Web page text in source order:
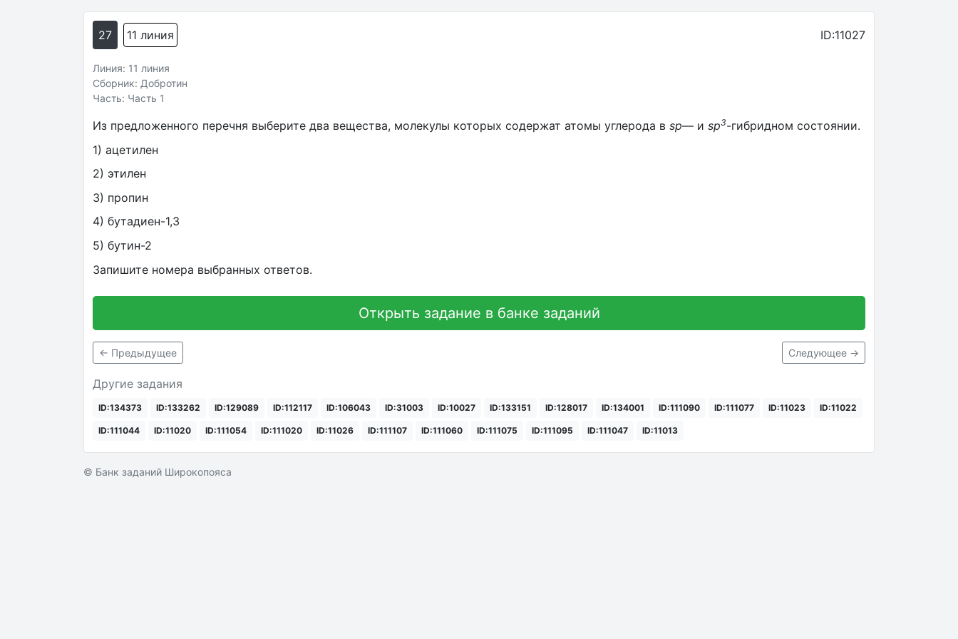
27 11 линия ID:11027
Линия: 11 линия
Сборник: Добротин
Часть: Часть 1
Из предложенного перечня выберите два вещества, молекулы которых содержат атомы углерода в sp— и sp3-гибридном состоянии.
1) ацетилен
2) этилен
3) пропин
4) бутадиен-1,3
5) бутин-2
Запишите номера выбранных ответов.
Открыть задание в банке заданий
← Предыдущее Следующее →
Другие задания
ID:134373 ID:133262 ID:129089 ID:112117 ID:106043 ID:31003 ID:10027 ID:133151 ID:128017 ID:134001 ID:111090 ID:111077 ID:11023 ID:11022
ID:111044 ID:11020 ID:111054 ID:111020 ID:11026 ID:111107 ID:111060 ID:111075 ID:111095 ID:111047 ID:11013
© Банк заданий Широкопояса